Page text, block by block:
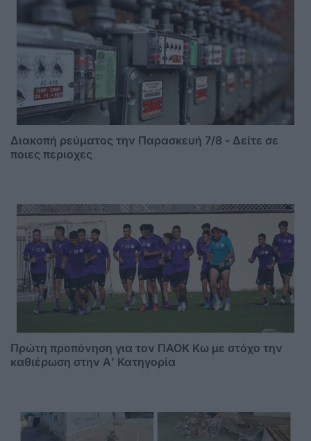
Διακοπή ρεύματος την Παρασκευή 7/8 - Δείτε σε
ποιες περιοχες
Πρώτη προπόνηση για τον ΠΑΟΚ Κω με στόχο την
καθιέρωση στην Α’ Κατηγορία